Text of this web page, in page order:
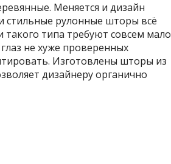
Меняется и дизайн
стильные рулонные шторы всё
типа требуют совсем мало
не хуже проверенных
Изготовлены шторы из
дизайнеру органично